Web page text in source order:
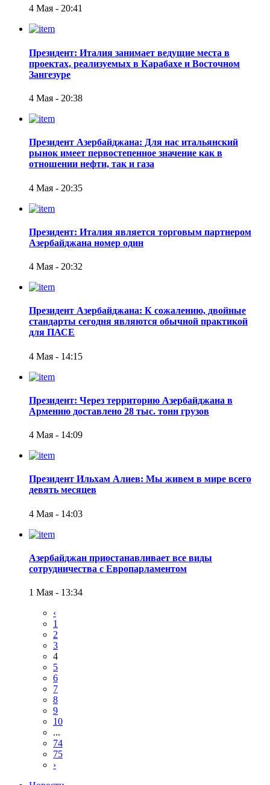
4 Мая - 20:41
Президент: Италия занимает ведущие места в
проектах, реализуемых в Карабахе и Восточном
Зангезуре
4 Мая - 20:38
Президент Азербайджана: Для нас итальянский
рынок имеет первостепенное значение как в
отношении нефти, так и газа
4 Мая - 20:35
Президент: Италия является торговым партнером
Азербайджана номер один
4 Мая - 20:32
Президент Азербайджана: К сожалению, двойные
стандарты сегодня являются обычной практикой
для ПАСЕ
4 Мая - 14:15
Президент: Через территорию Азербайджана в
Армению доставлено 28 тыс. тонн грузов
4 Мая - 14:09
Президент Ильхам Алиев: Мы живем в мире всего
девять месяцев
4 Мая - 14:03
Азербайджан приостанавливает все виды
сотрудничества с Европарламентом
1 Мая - 13:34
‹
1
2
3
4
5
6
7
8
9
10
...
74
75
›